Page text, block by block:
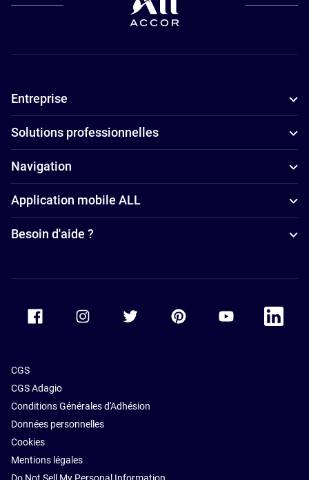
les petits
Paris
Hôtels
adaptés aux
familles à
Paris
Hôtels avec
spa à Paris
Hôtels avec
piscine à
Hôtels de
d’affaires à
Paris
petit-déjeuner
à Paris
Appart'hôtels
Entreprise
Solutions professionnelles
Navigation
Application mobile ALL
Besoin d'aide ?
Accor Facebook Accor TwitterAccor PinterestAccor Youtube
Accor
CGS
CGS Adagio
Conditions Générales d'Adhésion
Données personnelles
Cookies
Mentions légales